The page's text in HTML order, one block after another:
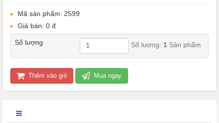
Mã sản phẩm: 2599
Giá bán: 0 đ
Số lượng Số lượng: 1 Sản phẩm
Thêm vào giỏ Mua ngay